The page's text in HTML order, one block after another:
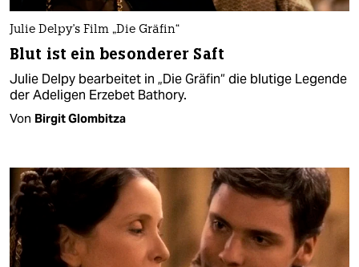
Julie Delpy's Film „Die Gräfin“
Blut ist ein besonderer Saft
Julie Delpy bearbeitet in „Die Gräfin“ die blutige Legende
der Adeligen Erzebet Bathory.
Von Birgit Glombitza